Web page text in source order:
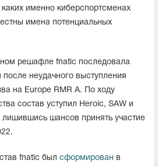
каких именно киберспортсменах
имена потенциальных
решафле fnatic последовала
неудачного выступления
на Europe RMR A. По ходу
состав уступил Heroic, SAW и
шансов принять участие
fnatic был сформирован в